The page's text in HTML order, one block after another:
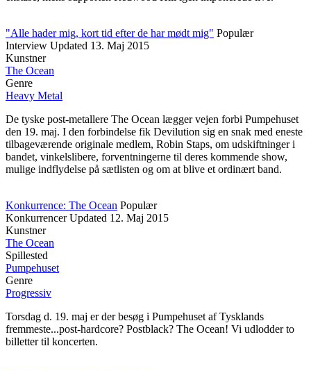
"Alle hader mig, kort tid efter de har mødt mig" Populær
Interview Updated 13. Maj 2015
Kunstner
The Ocean
Genre
Heavy Metal
De tyske post-metallere The Ocean lægger vejen forbi Pumpehuset
den 19. maj. I den forbindelse fik Devilution sig en snak med eneste
tilbageværende originale medlem, Robin Staps, om udskiftninger i
bandet, vinkelslibere, forventningerne til deres kommende show,
mulige indflydelse på sætlisten og om at blive et ordinært band.
Konkurrence: The Ocean Populær
Konkurrencer Updated 12. Maj 2015
Kunstner
The Ocean
Spillested
Pumpehuset
Genre
Progressiv
Torsdag d. 19. maj er der besøg i Pumpehuset af Tysklands
fremmeste...post-hardcore? Postblack? The Ocean! Vi udlodder to
billetter til koncerten.